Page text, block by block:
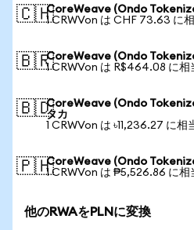
🇨🇭CoreWeave (Ondo
1 CRWVon は CHF 73.63 に
🇧🇷CoreWeave (Ondo
1 CRWVon は R$464.08 に相
🇧🇩CoreWeave (Ondo
タカ
1 CRWVon は ৳11,236.27 に相
🇵🇭CoreWeave (Ondo
1 CRWVon は ₱5,526.86 に相
他のRWAをPLNに変換